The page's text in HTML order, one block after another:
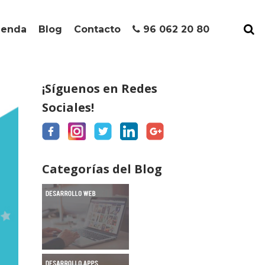
Blog Contacto 96 062 20 80
¡Síguenos en Redes
Sociales!
Categorías del Blog